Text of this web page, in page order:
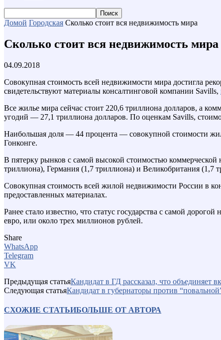
Домой Городская Сколько стоит вся недвижимость мира
Сколько стоит вся недвижимость мира
04.09.2018
Совокупная стоимость всей недвижимости мира достигла
свидетельствуют материалы консалтинговой компании Savills,
Все жилье мира сейчас стоит 220,6 триллиона долларов, а
угодий — 27,1 триллиона долларов. По оценкам Savills,
Наибольшая доля — 44 процента — совокупной стоимости
Гонконге.
В пятерку рынков с самой высокой стоимостью
триллиона), Германия (1,7 триллиона) и Великобритания (1,7
Совокупная стоимость всей жилой недвижимости России в
предоставленных материалах.
Ранее стало известно, что статус государства с самой
евро, или около трех миллионов рублей.
Share
WhatsApp
Telegram
VK
Предыдущая статьяКандидат в ГД рассказал, что объединяет
Следующая статьяКандидат в губернаторы против
СХОЖИЕ СТАТЬИБОЛЬШЕ ОТ АВТОРА